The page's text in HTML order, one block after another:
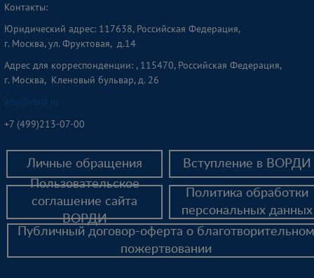
Контакты:
Юридический адрес: 117638, Российская Федерация,
г. Москва, ул. Фруктовая, д.14
Адрес для корреспонденции: , 115470, Российская Федерация,
г. Москва, Кленовый бульвар, д. 26
info@vordi.ru
+7 (499)213-07-00
Личные обращения
Вступление в ВОРДИ
Пользовательское
соглашение сайта
ВОРДИ
Политика обработки
персональных данных
Публичный договор-оферта о благотворительном
пожертвовании